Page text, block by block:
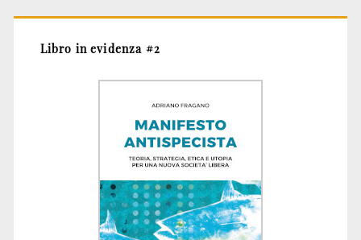
Libro in evidenza #2